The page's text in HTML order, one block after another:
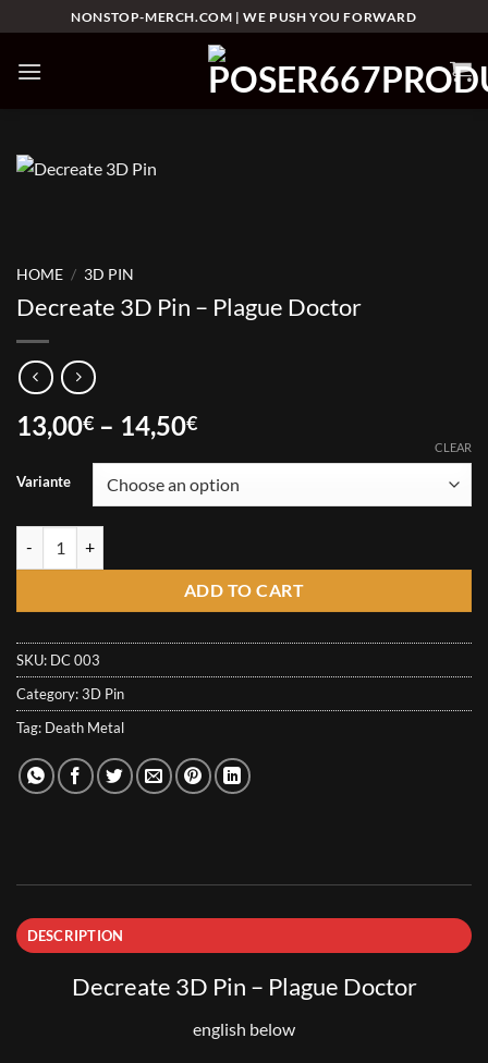
to
content
NONSTOP-MERCH.COM | WE PUSH YOU FORWARD
HOME / 3D PIN
Decreate 3D Pin – Plague Doctor
13,00€ – 14,50€Price
13,00€
through
Variante
CLEAR
ADD TO CART
SKU: DC 003
Category:3D Pin
Tag: Death Metal
DESCRIPTION
Decreate 3D Pin – Plague Doctor
english below